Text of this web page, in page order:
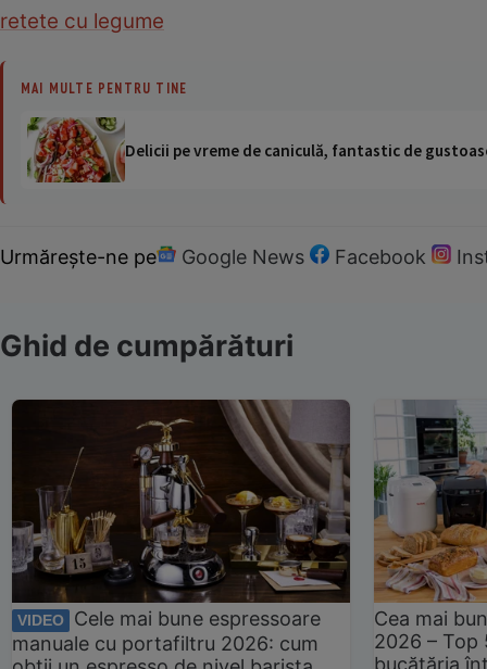
retete cu legume
MAI MULTE PENTRU TINE
Delicii pe vreme de caniculă, fantastic de
Urmărește-ne pe Google News Facebook
Ghid de cumpărături
VIDEO
Cele mai bune espressoare
manuale cu portafiltru 2026: cum
Cea mai
2026 –
bucătăria